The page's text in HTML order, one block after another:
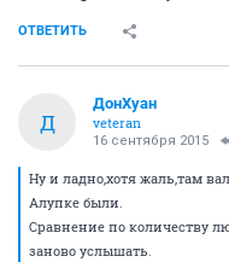
ОТВЕТИТЬ
Д
ДонХуан
veteran
16 сентября 2015
Ну и ладно,хотя жаль,там
Алупке были.
Сравнение по количеству
заново услышать.